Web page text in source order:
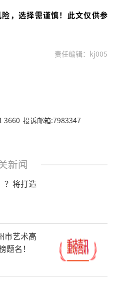
，选择需谨慎！此文仅供参
责任编辑：kj005
3660 投诉邮箱:7983347
新闻
？将打造
市艺术高
名！